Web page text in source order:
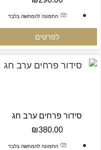
התמונה להמחשה בלבד
לפרטים
סידור פרחים ערב חג
₪380.00
התמונה להמחשה בלבד